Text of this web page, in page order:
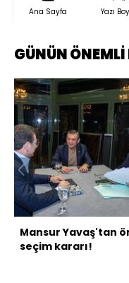
Ana Sayfa Yazı
GÜNÜN
Mansur Yavaş'tan
seçim kararı!